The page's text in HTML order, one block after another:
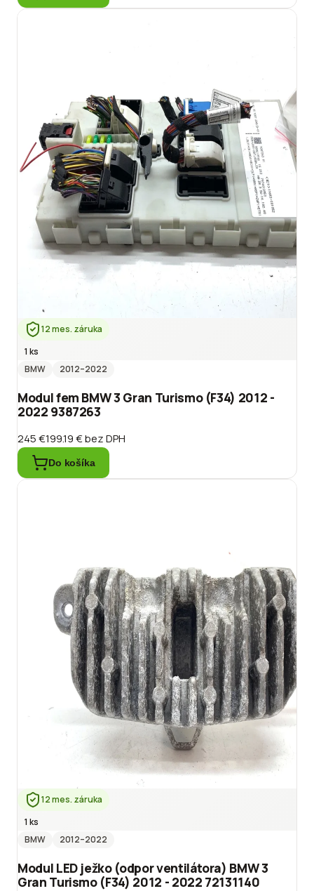
12 mes. záruka
1 ks
BMW
2012–2022
Modul fem BMW 3 Gran Turismo (F34) 2012 -
2022 9387263
245 €199.19 €bez DPH
Do košíka
12 mes. záruka
1 ks
BMW
2012–2022
Modul LED ježko (odpor ventilátora) BMW 3
Gran Turismo (F34) 2012 - 2022 72131140